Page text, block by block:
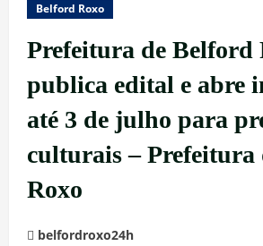
Belford Roxo
Prefeitura de Belford
publica edital e abre
até 3 de julho para
culturais – Prefeitura
Roxo
belfordroxo24h